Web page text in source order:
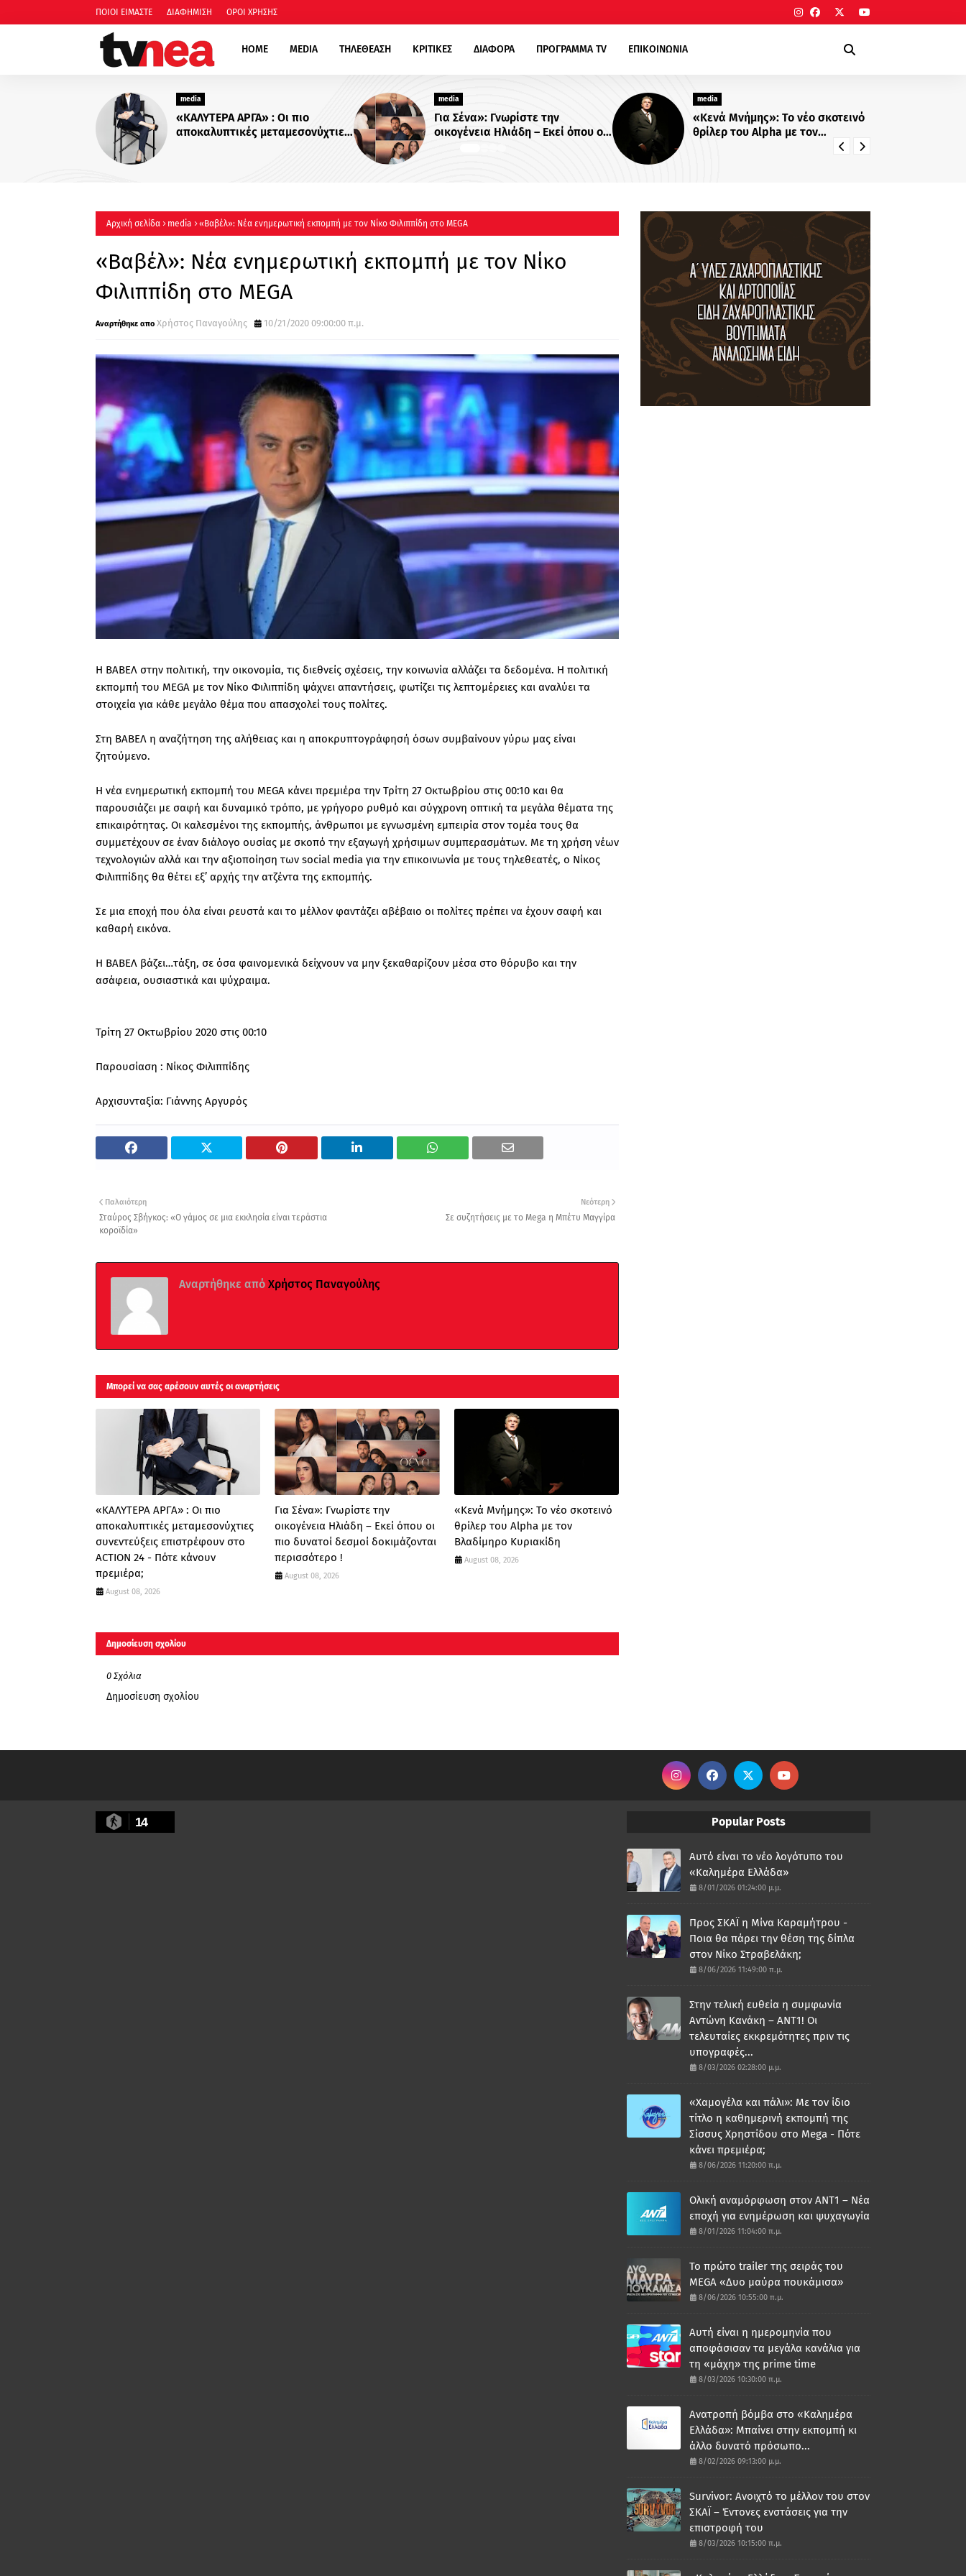
ΠΟΙΟΙ ΕΙΜΑΣΤΕ ΔΙΑΦΗΜΙΣΗ ΟΡΟΙ ΧΡΗΣΗΣ
HOME MEDIA ΤΗΛΕΘΕΑΣΗ ΚΡΙΤΙΚΕΣ ΔΙΑΦΟΡΑ ΠΡΟΓΡΑΜΜΑ TV ΕΠΙΚΟΙΝΩΝΙΑ
Για Σένα»: Γνωρίστε την
οικογένεια Ηλιάδη – Εκεί όπου οι
πιο δυνατοί δεσμοί δοκιμάζονται
«Κενά Μνήμης»: Το νέο σκοτεινό
θρίλερ του Alpha με τον
Βλαδίμηρο Κυριακίδη
Νίκος Ρογκάκος: Η τηλεοπτική
συνύπαρξη με Λιβαθυνού και
Σίσκο και τα μαθήματα της
Αρχική σελίδα media «Βαβέλ»: Νέα ενημερωτική εκπομπή με τον Νίκο Φιλιππίδη στο MEGA
«Βαβέλ»: Νέα ενημερωτική εκπομπή με τον Νίκο
Φιλιππίδη στο MEGA
Χρήστος Παναγούλης 10/21/2020 09:00:00 π.μ.
Η ΒΑΒΕΛ στην πολιτική, την οικονομία, τις διεθνείς σχέσεις, την κοινωνία αλλάζει τα δεδομένα. Η πολιτική
εκπομπή του MEGA με τον Νίκο Φιλιππίδη ψάχνει απαντήσεις, φωτίζει τις λεπτομέρειες και αναλύει τα
στοιχεία για κάθε μεγάλο θέμα που απασχολεί τους πολίτες.
Στη ΒΑΒΕΛ η αναζήτηση της αλήθειας και η αποκρυπτογράφησή όσων συμβαίνουν γύρω μας είναι
ζητούμενο.
Η νέα ενημερωτική εκπομπή του MEGA κάνει πρεμιέρα την Τρίτη 27 Οκτωβρίου στις 00:10 και θα
παρουσιάζει με σαφή και δυναμικό τρόπο, με γρήγορο ρυθμό και σύγχρονη οπτική τα μεγάλα θέματα της
επικαιρότητας. Οι καλεσμένοι της εκπομπής, άνθρωποι με εγνωσμένη εμπειρία στον τομέα τους θα
συμμετέχουν σε έναν διάλογο ουσίας με σκοπό την εξαγωγή χρήσιμων συμπερασμάτων. Με τη χρήση νέων
τεχνολογιών αλλά και την αξιοποίηση των social media για την επικοινωνία με τους τηλεθεατές, ο Νίκος
Φιλιππίδης θα θέτει εξ’ αρχής την ατζέντα της εκπομπής.
Σε μια εποχή που όλα είναι ρευστά και το μέλλον φαντάζει αβέβαιο οι πολίτες πρέπει να έχουν σαφή και
καθαρή εικόνα.
Η ΒΑΒΕΛ βάζει…τάξη, σε όσα φαινομενικά δείχνουν να μην ξεκαθαρίζουν μέσα στο θόρυβο και την
ασάφεια, ουσιαστικά και ψύχραιμα.
Τρίτη 27 Οκτωβρίου 2020 στις 00:10
Παρουσίαση : Νίκος Φιλιππίδης
Αρχισυνταξία: Γιάννης Αργυρός
Νεότερη
Σε συζητήσεις με το Mega η Μπέτυ Μαγγίρα
Παλαιότερη
Σταύρος Σβήγκος: «Ο γάμος σε μια εκκλησία είναι τεράστια
κοροϊδία»
Αναρτήθηκε από Χρήστος Παναγούλης
Μπορεί να σας αρέσουν αυτές οι αναρτήσεις
«ΚΑΛΥΤΕΡΑ ΑΡΓΑ» : Oι πιο
αποκαλυπτικές μεταμεσονύχτιες
συνεντεύξεις επιστρέφουν στο
ACTION 24 - Πότε κάνουν
πρεμιέρα;
August 08, 2026
Για Σένα»: Γνωρίστε την
οικογένεια Ηλιάδη – Εκεί όπου οι
πιο δυνατοί δεσμοί δοκιμάζονται
περισσότερο !
August 08, 2026
«Κενά Μνήμης»: Το νέο σκοτεινό
θρίλερ του Alpha με τον
Βλαδίμηρο Κυριακίδη
August 08, 2026
Δημοσίευση σχολίου
0 Σχόλια
Δημοσίευση σχολίου
14 Popular Posts
Αυτό είναι το νέο λογότυπο του
«Καλημέρα Ελλάδα»
8/01/2026 01:24:00 μ.μ.
Προς ΣΚΑΪ η Μίνα Καραμήτρου -
Ποια θα πάρει την θέση της δίπλα
στον Νίκο Στραβελάκη;
8/06/2026 11:49:00 π.μ.
Στην τελική ευθεία η συμφωνία
Αντώνη Κανάκη – ΑΝΤ1! Οι
τελευταίες εκκρεμότητες πριν τις
υπογραφές...
8/03/2026 02:28:00 μ.μ.
«Χαμογέλα και πάλι»: Με τον ίδιο
τίτλο η καθημερινή εκπομπή της
Σίσσυς Χρηστίδου στο Mega - Πότε
κάνει πρεμιέρα;
8/06/2026 11:20:00 π.μ.
Ολική αναμόρφωση στον ΑΝΤ1 – Νέα
εποχή για ενημέρωση και ψυχαγωγία
8/01/2026 11:04:00 π.μ.
Το πρώτο trailer της σειράς του
MEGA «Δυο μαύρα πουκάμισα»
8/06/2026 10:55:00 π.μ.
Αυτή είναι η ημερομηνία που
αποφάσισαν τα μεγάλα κανάλια για
τη «μάχη» της prime time
8/03/2026 10:30:00 π.μ.
Ανατροπή βόμβα στο «Καλημέρα
Ελλάδα»: Μπαίνει στην εκπομπή κι
άλλο δυνατό πρόσωπο...
8/02/2026 09:13:00 μ.μ.
Survivor: Ανοιχτό το μέλλον του στον
ΣΚΑΪ – Έντονες ενστάσεις για την
επιστροφή του
8/03/2026 10:15:00 π.μ.